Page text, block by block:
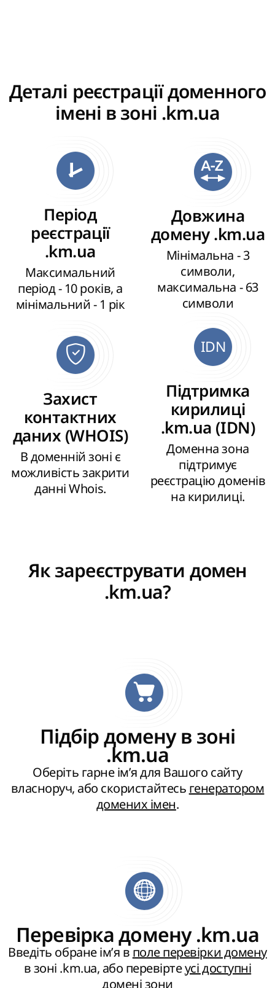
Деталі реєстрації доменного
імені в зоні .km.ua
Період
реєстрації
.km.ua
Максимальний
період - 10 років, а
мінімальний - 1 рік
Довжина
домену .km.ua
Мінімальна - 3
символи,
максимальна - 63
символи
Захист
контактних
даних (WHOIS)
В доменній зоні є
можливість закрити
данні Whois.
IDN
Підтримка
кирилиці
.km.ua (IDN)
Доменна зона
підтримує
реєстрацію доменів
на кирилиці.
Як зареєструвати домен
.km.ua?
Підбір домену в зоні
.km.ua
Оберіть гарне ім’я для Вашого сайту
власноруч, або скористайтесь генератором
домених імен.
Перевірка домену .km.ua
Введіть обране ім’я в поле перевірки домену
в зоні .km.ua, або перевіртеусі доступні
домені зони